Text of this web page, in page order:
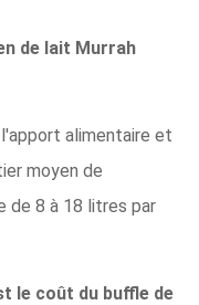
de lait Murrah
alimentaire et
moyen de
de 8 à 18 litres par
le coût du buffle de